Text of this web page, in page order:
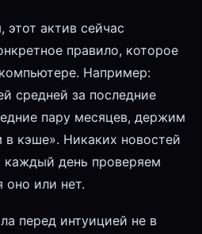
актив сейчас
правило, которое
Например:
средней за последние
пару месяцев, держим
в кэше». Никаких новостей
день проверяем
оно или нет.
перед интуицией не в